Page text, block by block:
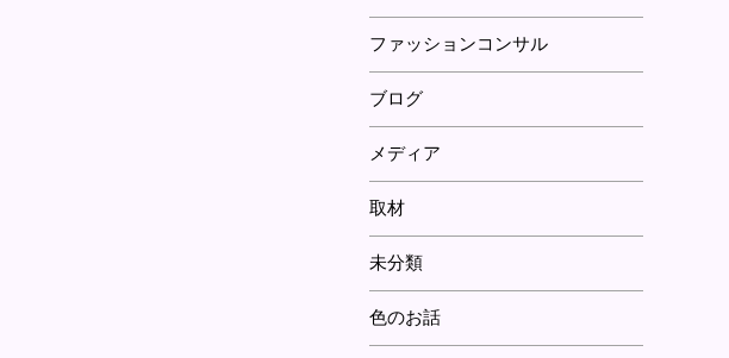
ファッションコンサル
ブログ
メディア
取材
未分類
色のお話